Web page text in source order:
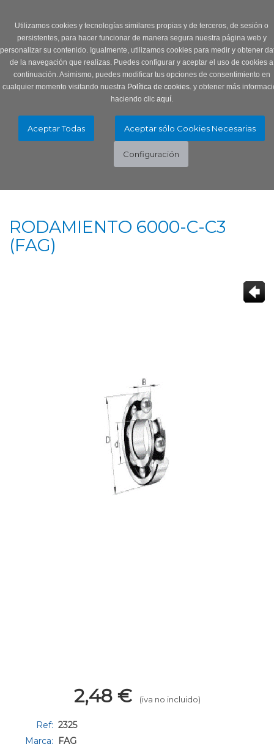
Utilizamos cookies y tecnologías similares propias y de terceros, de sesión o
persistentes, para hacer funcionar de manera segura nuestra página web y
personalizar su contenido. Igualmente, utilizamos cookies para medir y obtener
de la navegación que realizas. Puedes configurar y aceptar el uso de cookies a
continuación. Asimismo, puedes modificar tus opciones de consentimiento en
cualquier momento visitando nuestra Política de cookies.y obtener más
haciendo clic aquí.
RODAMIENTO 6000-C-C3
(FAG)
2,48 € (iva no incluido)
Ref: 2325
Marca:
FAG